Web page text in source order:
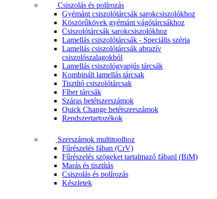
Csiszolás és polírozás
Gyémánt csiszolótárcsák sarokcsiszolókhoz
Köszörűkövek gyémánt vágótárcsákhoz
Csiszolótárcsák sarokcsiszolókhoz
Lamellás csiszolótárcsák - Speciális széria
Lamellás csiszolótárcsák abrazív
csiszolószalagokból
Lamellás csiszológyapjús tárcsák
Kombinált lamellás tárcsak
Tisztító csiszolótárcsak
Fíber tárcsák
Száras betétszerszámok
Quick Change betétszerszámok
Rendszertartozékok
Szerszámok multitoolhoz
Fűrészelés fában (CrV)
Fűrészelés szögeket tartalmazó fábanl (BiM)
Marás és tisztítás
Csiszolás és polírozás
Készletek